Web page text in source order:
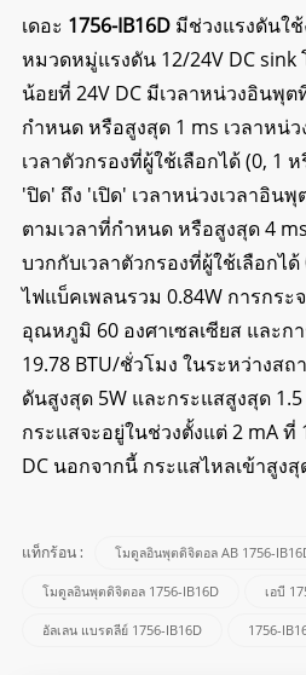
เดอะ 1756-IB16Dมีช่วงแรงดันใช้
หมวดหมู่แรงดัน 12/24V DC sink
น้อยที่ 24V DC มีเวลาหน่วงอินพุต
กำหนด หรือสูงสุด 1 ms เวลาหน่
เวลาตัวกรองที่ผู้ใช้เลือกได้ (0, 1
'ปิด' ถึง 'เปิด' เวลาหน่วงเวลาอิน
ตามเวลาที่กำหนด หรือสูงสุด 4
บวกกับเวลาตัวกรองที่ผู้ใช้เลือกไ
ไฟแบ็คเพลนรวม 0.84W การกระ
อุณหภูมิ 60 องศาเซลเซียส และก
19.78 BTU/ชั่วโมง ในระหว่างสถ
ดันสูงสุด 5W และกระแสสูงสุด
กระแสจะอยู่ในช่วงตั้งแต่ 2 mA ที่
DC นอกจากนี้ กระแสไหลเข้าสูง
แท็กร้อน : โมดูลอินพุตดิจิตอล AB 1756-
โมดูลอินพุตดิจิตอล 1756-IB16D เอบี
อัลเลน แบรดลีย์ 1756-IB16D 1756-